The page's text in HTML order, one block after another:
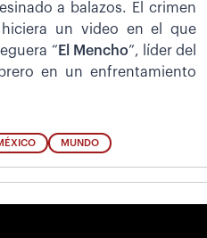
a balazos. El crimen
un video en el que
“ El Mencho”, líder del
en un enfrentamiento
MUNDO